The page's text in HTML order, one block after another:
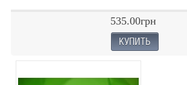
535.00грн